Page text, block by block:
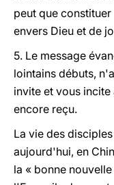
peut que
envers Dieu et de
5. Le message
lointains débuts,
invite et vous
encore reçu.
La vie des
aujourd'hui, en
la « bonne